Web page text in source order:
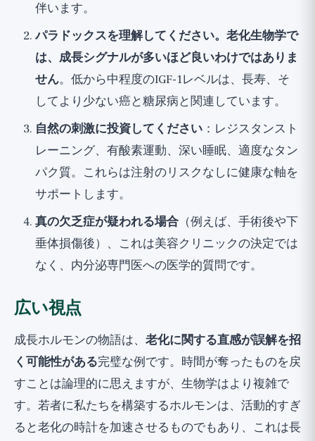
伴います。
パラドックスを理解してください。老化生物学で
は、成長シグナルが多いほど良いわけではありま
せん。低から中程度のIGF-1レベルは、長寿、そ
してより少ない癌と糖尿病と関連しています。
自然の刺激に投資してください ：レジスタンスト
レーニング、有酸素運動、深い睡眠、適度なタン
パク質。これらは注射のリスクなしに健康な軸を
サポートします。
真の欠乏症が疑われる場合 （例えば、手術後や下
垂体損傷後）、これは美容クリニックの決定では
なく、内分泌専門医への医学的質問です。
広い視点
成長ホルモンの物語は、 老化に関する直感が誤解を招
く可能性がある完璧な例です。時間が奪ったものを戻
すことは論理的に思えますが、生物学はより複雑で
す。若者に私たちを構築するホルモンは、活動的すぎ
ると老化の時計を加速させるものでもあり、これは長